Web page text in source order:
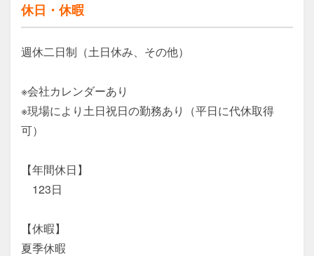
休日・休暇
週休二日制（土日休み、その他）
※会社カレンダーあり
※現場により土日祝日の勤務あり（平日に代休取得
可）
【年間休日】
123日
【休暇】
夏季休暇